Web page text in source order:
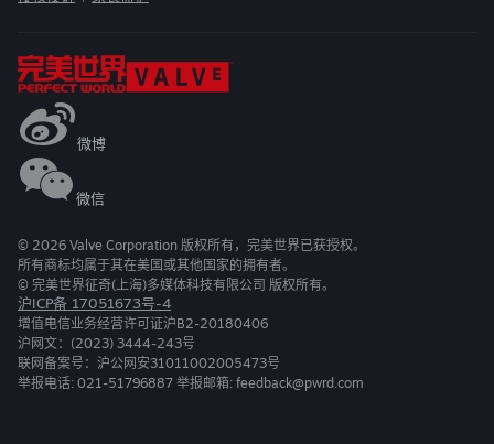
微博
微信
© 2026 Valve Corporation 版权所有，完美世界已获授权。
所有商标均属于其在美国或其他国家的拥有者。
© 完美世界征奇(上海)多媒体科技有限公司 版权所有。
沪ICP备 17051673号-4
增值电信业务经营许可证沪B2-20180406
沪网文：(2023) 3444-243号
联网备案号：沪公网安31011002005473号
举报电话: 021-51796887 举报邮箱: feedback@pwrd.com